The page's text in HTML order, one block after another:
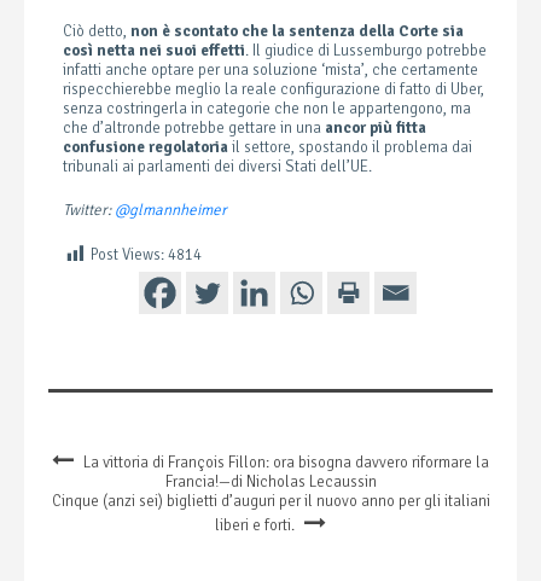
Ciò detto, non è scontato che la sentenza della Corte sia
così netta nei suoi effetti. Il giudice di Lussemburgo potrebbe
infatti anche optare per una soluzione ‘mista’, che certamente
rispecchierebbe meglio la reale configurazione di fatto di Uber,
senza costringerla in categorie che non le appartengono, ma
che d’altronde potrebbe gettare in una ancor più fitta
confusione regolatoriail settore, spostando il problema dai
tribunali ai parlamenti dei diversi Stati dell’UE.
Twitter:@glmannheimer
Post Views: 4814
La vittoria di François Fillon: ora bisogna davvero riformare la
Francia!—di Nicholas Lecaussin
Cinque (anzi sei) biglietti d’auguri per il nuovo anno per gli italiani
liberi e forti.